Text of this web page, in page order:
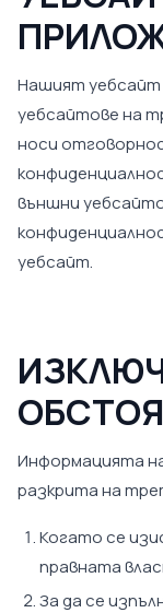
Нашият уебсайт
уебсайтове на
носи
външни
уебсайт.
Информацията
разкрита на
Когато се
правната
За да се